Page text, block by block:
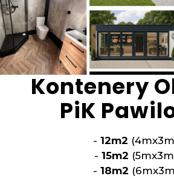
Kontenery
PiK
- 12m2
- 15m2
- 18m2